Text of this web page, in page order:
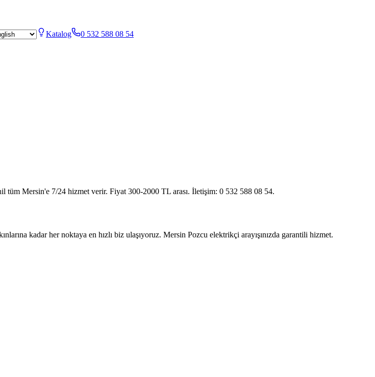
Katalog 0 532 588 08 54
tüm Mersin'e 7/24 hizmet verir. Fiyat 300-2000 TL arası. İletişim: 0 532 588 08 54.
kadar her noktaya en hızlı biz ulaşıyoruz. Mersin Pozcu elektrikçi arayışınızda garantili hizmet.